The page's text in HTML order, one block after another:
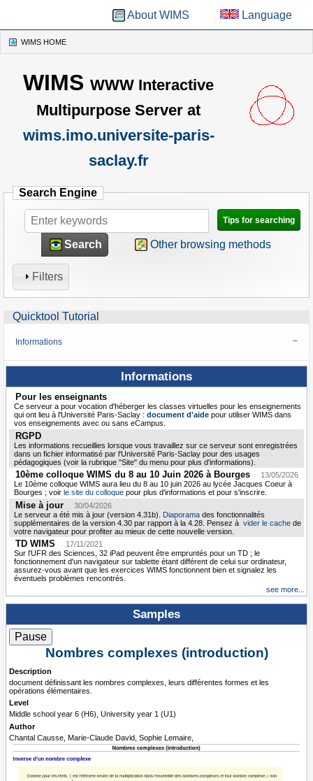
About WIMS Language
WIMS HOME(CURRENT)
WIMS WWW Interactive
Multipurpose Server at
wims.imo.universite-paris-
saclay.fr
Search Engine
Tips for searching
Search Other browsing methods
Filters
Quicktool Tutorial
Informations
Informations
Pour les enseignants
Ce serveur a pour vocation d'héberger les classes virtuelles pour les enseignements
qui ont lieu à l'Université Paris-Saclay : document d'aidepour utiliser WIMS dans
vos enseignements avec ou sans eCampus.
RGPD
Les informations recueillies lorsque vous travaillez sur ce serveur sont enregistrées
dans un fichier informatisé par l'Université Paris-Saclay pour des usages
pédagogiques (voir la rubrique "Site" du menu pour plus d'informations).
10ème colloque WIMS du 8 au 10 Juin 2026 à Bourges
13/05/2026
Le 10ème colloque WIMS aura lieu du 8 au 10 juin 2026 au lycée Jacques Coeur à
Bourges ; voir le site du colloquepour plus d'informations et pour s'inscrire.
Mise à jour
30/04/2026
Le serveur a été mis à jour (version 4.31b).
Diaporamades fonctionnalités
supplémentaires de la version 4.30 par rapport à la 4.28. Pensez à vider le cache de
votre navigateur pour profiter au mieux de cette nouvelle version.
TD WIMS
17/11/2021
Sur l'UFR des Sciences, 32 iPad peuvent être empruntés pour un TD ; le
fonctionnement d'un navigateur sur tablette étant différent de celui sur ordinateur,
assurez-vous avant que les exercices WIMS fonctionnent bien et signalez les
éventuels problèmes rencontrés.
see more...
Samples
Pause
Nombres complexes (introduction)
Description
document définissant les nombres complexes, leurs différentes formes et les
opérations élémentaires.
Level
Middle school year 6 (H6), University year 1 (U1)
Author
Chantal Causse, Marie-Claude David, Sophie Lemaire,